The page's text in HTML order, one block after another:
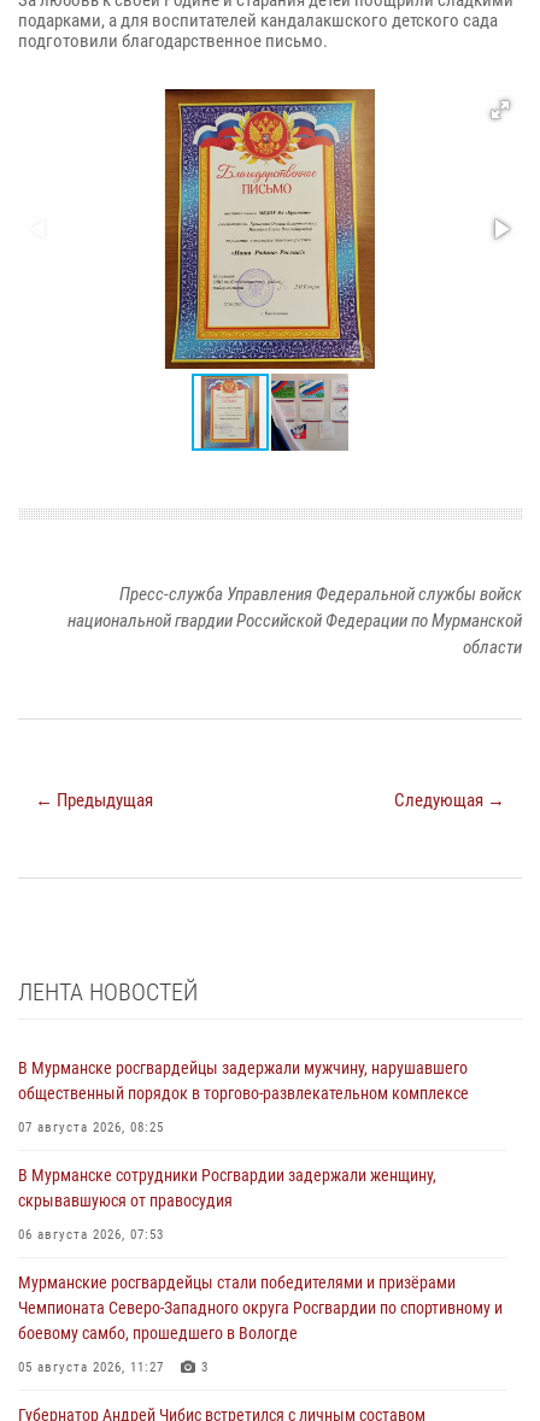
подарками, а для воспитателей кандалакшского детского сада
подготовили благодарственное письмо.
Пресс-служба Управления Федеральной службы войск
национальной гвардии Российской Федерации по Мурманской
области
← Предыдущая Следующая →
ЛЕНТА НОВОСТЕЙ
В Мурманске росгвардейцы задержали мужчину, нарушавшего
общественный порядок в торгово-развлекательном комплексе
07 августа 2026, 08:25
В Мурманске сотрудники Росгвардии задержали женщину,
скрывавшуюся от правосудия
06 августа 2026, 07:53
Мурманские росгвардейцы стали победителями и призёрами
Чемпионата Северо-Западного округа Росгвардии по спортивному и
боевому самбо, прошедшего в Вологде
05 августа 2026, 11:27 3
Губернатор Андрей Чибис встретился с личным составом